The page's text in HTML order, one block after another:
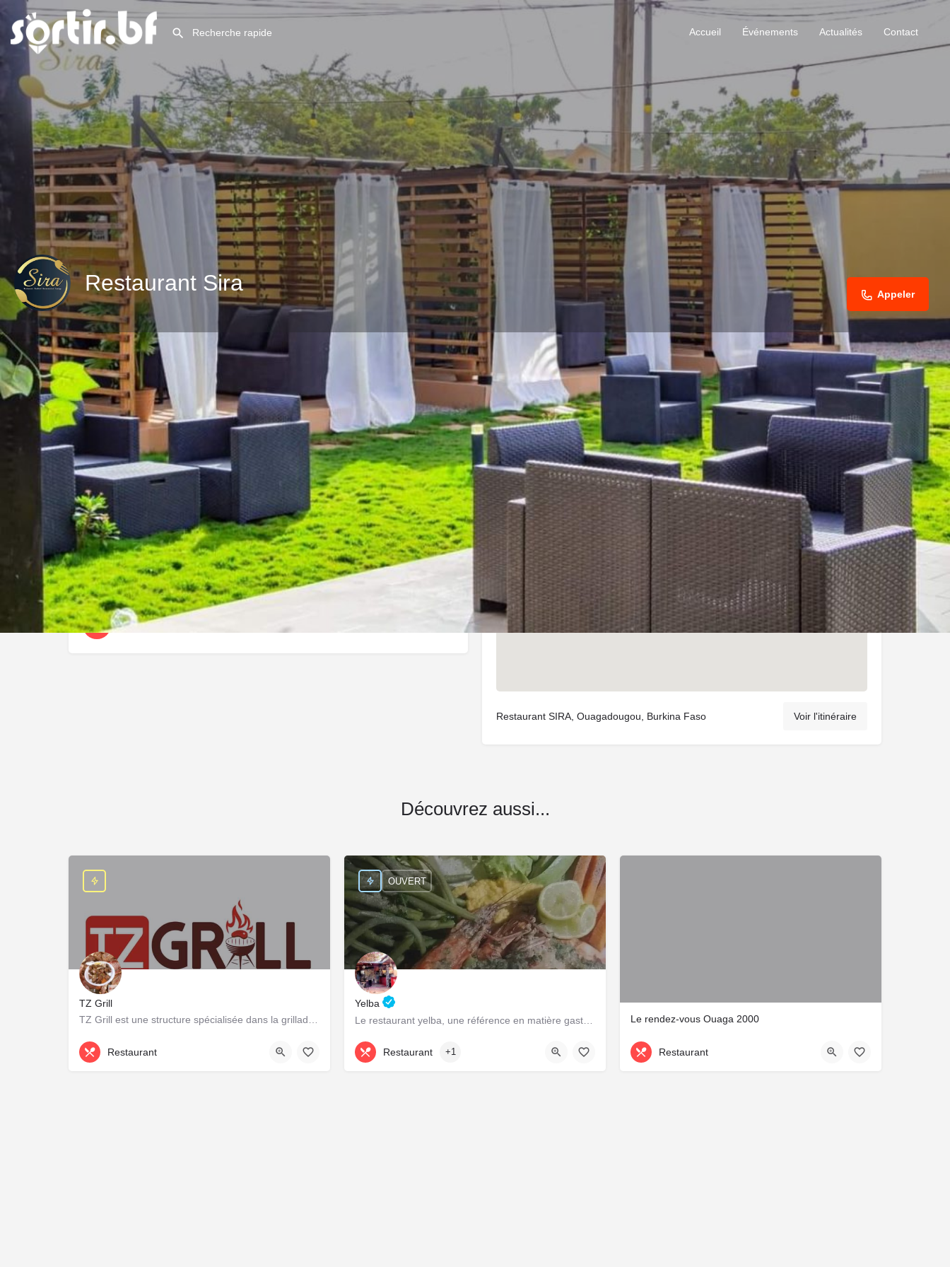
Accueil Événements Actualités Contact
Restaurant Sira Appeler
Détails Évènements
Y aller Appeler Ajouter aux favoris Partager Signaler un problème
Description
SIRA est situé à ouaga 2000 au bord du 2eme 6m à droite quand vous quittez le
feu du Commissariat pour la mosquée de Kanazoe.
Infoline +226 62210505
Type de lieu
Restaurant
Emplacement
Restaurant SIRA, Ouagadougou, Burkina Faso Voir l'itinéraire
Découvrez aussi...
TZ Grill
TZ Grill est une structure spécialisée dans la grillade du bétail et volailles local-es.
71 32 93 41
Restaurant
Yelba
Le restaurant yelba, une référence en matière gastronomique et culturelle!
+226 78 05 39 39
OUVERT
Restaurant +1
Le rendez-vous Ouaga 2000
Restaurant